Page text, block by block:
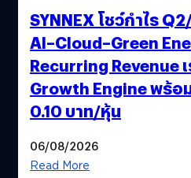
SYNNEX โชว์กำไร
AI–Cloud–Green
Recurring Revenue
Growth Engine พร้อ
0.10 บาท/หุ้น
06/08/2026
Read More